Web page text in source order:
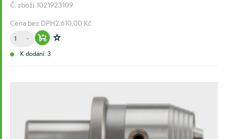
Č. zboží 1021923109
Cena bez DPH2.610,00 Kč
Množství
Warenkorb hinzufügen
Zur Wunschliste hinzufügen
K dodání: 3